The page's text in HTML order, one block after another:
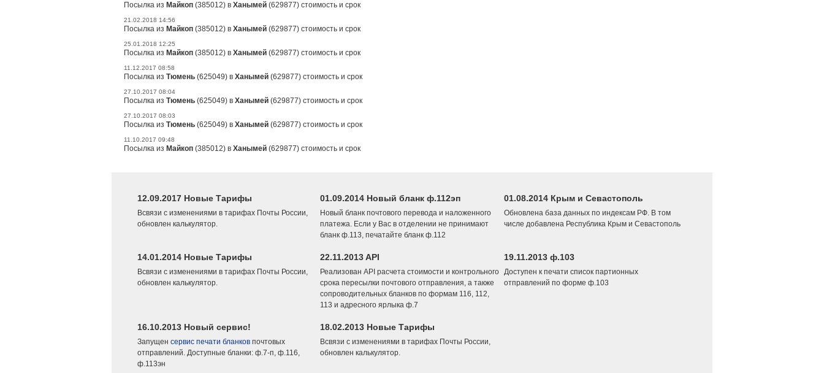
Посылка из Майкоп (385012) в Ханымей (629877) стоимость и срок
21.02.2018 14:56
Посылка из Майкоп (385012) в Ханымей (629877) стоимость и срок
25.01.2018 12:25
Посылка из Майкоп (385012) в Ханымей (629877) стоимость и срок
11.12.2017 08:58
Посылка из Тюмень (625049) в Ханымей (629877) стоимость и срок
27.10.2017 08:04
Посылка из Тюмень (625049) в Ханымей (629877) стоимость и срок
27.10.2017 08:03
Посылка из Тюмень (625049) в Ханымей (629877) стоимость и срок
11.10.2017 09:48
Посылка из Майкоп (385012) в Ханымей (629877) стоимость и срок
12.09.2017 Новые Тарифы
Всвязи с изменениями в тарифах Почты России,
обновлен калькулятор.
01.09.2014 Новый бланк ф.112эп
Новый бланк почтового перевода и наложенного
платежа. Если у Вас в отделении не принимают
бланк ф.113, печатайте бланк ф.112
01.08.2014 Крым и Севастополь
Обновлена база данных по индексам РФ. В том
числе добавлена Республика Крым и Севастополь
14.01.2014 Новые Тарифы
Всвязи с изменениями в тарифах Почты России,
обновлен калькулятор.
22.11.2013 API
Реализован API расчета стоимости и контрольного
срока пересылки почтового отправления, а также
сопроводительных бланков по формам 116, 112,
113 и адресного ярлыка ф.7
19.11.2013 ф.103
Доступен к печати список партионных
отправлений по форме ф.103
16.10.2013 Новый сервис!
Запущен сервис печати бланков почтовых
отправлений. Доступные бланки: ф.7-п, ф.116,
ф.113эн
18.02.2013 Новые Тарифы
Всвязи с изменениями в тарифах Почты России,
обновлен калькулятор.